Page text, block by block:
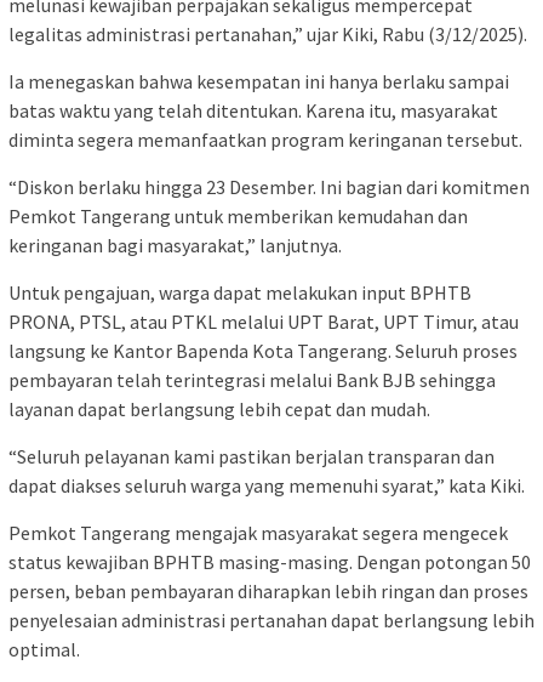
legalitas administrasi pertanahan,” ujar Kiki, Rabu (3/12/2025).
Ia menegaskan bahwa kesempatan ini hanya berlaku sampai
batas waktu yang telah ditentukan. Karena itu, masyarakat
diminta segera memanfaatkan program keringanan tersebut.
“Diskon berlaku hingga 23 Desember. Ini bagian dari komitmen
Pemkot Tangerang untuk memberikan kemudahan dan
keringanan bagi masyarakat,” lanjutnya.
Untuk pengajuan, warga dapat melakukan input BPHTB
PRONA, PTSL, atau PTKL melalui UPT Barat, UPT Timur, atau
langsung ke Kantor Bapenda Kota Tangerang. Seluruh proses
pembayaran telah terintegrasi melalui Bank BJB sehingga
layanan dapat berlangsung lebih cepat dan mudah.
“Seluruh pelayanan kami pastikan berjalan transparan dan
dapat diakses seluruh warga yang memenuhi syarat,” kata Kiki.
Pemkot Tangerang mengajak masyarakat segera mengecek
status kewajiban BPHTB masing-masing. Dengan potongan 50
persen, beban pembayaran diharapkan lebih ringan dan proses
penyelesaian administrasi pertanahan dapat berlangsung lebih
optimal.